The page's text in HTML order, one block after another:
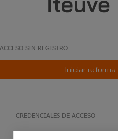
ACCESO SIN REGISTRO
Iniciar
CREDENCIALES DE ACCESO